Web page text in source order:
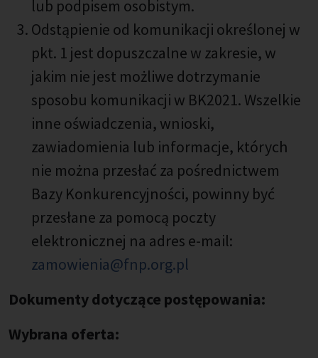
lub podpisem osobistym.
Odstąpienie od komunikacji określonej w
pkt. 1 jest dopuszczalne w zakresie, w
jakim nie jest możliwe dotrzymanie
sposobu komunikacji w BK2021. Wszelkie
inne oświadczenia, wnioski,
zawiadomienia lub informacje, których
nie można przesłać za pośrednictwem
Bazy Konkurencyjności, powinny być
przesłane za pomocą poczty
elektronicznej na adres e-mail:
zamowienia@fnp.org.pl
Dokumenty dotyczące postępowania:
Wybrana oferta: